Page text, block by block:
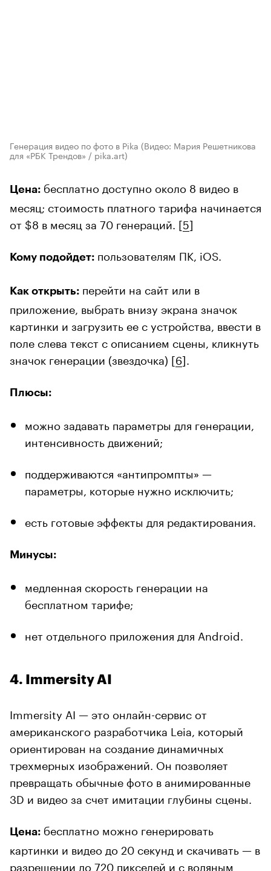
Генерация видео по фото в Pika (Видео: Мария Решетникова
для «РБК Трендов» / pika.art)
Цена: бесплатно доступно около 8 видео в
месяц; стоимость платного тарифа начинается
от $8 в месяц за 70 генераций. [5]
Кому подойдет: пользователям ПК, iOS.
Как открыть: перейти на сайт или в
приложение, выбрать внизу экрана значок
картинки и загрузить ее с устройства, ввести в
поле слева текст с описанием сцены, кликнуть
значок генерации (звездочка) [6].
Плюсы:
можно задавать параметры для генерации,
интенсивность движений;
поддерживаются «антипромпты» —
параметры, которые нужно исключить;
есть готовые эффекты для редактирования.
Минусы:
медленная скорость генерации на
бесплатном тарифе;
нет отдельного приложения для Android.
4. Immersity AI
Immersity AI — это онлайн-сервис от
американского разработчика Leia, который
ориентирован на создание динамичных
трехмерных изображений. Он позволяет
превращать обычные фото в анимированные
3D и видео за счет имитации глубины сцены.
Цена: бесплатно можно генерировать
картинки и видео до 20 секунд и скачивать — в
разрешении до 720 пикселей и с водяным